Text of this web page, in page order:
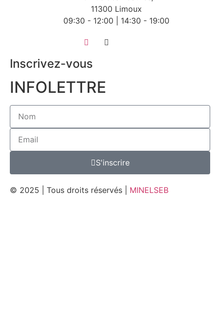
11300 Limoux
09:30 - 12:00 | 14:30 - 19:00
Inscrivez-vous
INFOLETTRE
S'inscrire
© 2025 | Tous droits réservés | MINELSEB